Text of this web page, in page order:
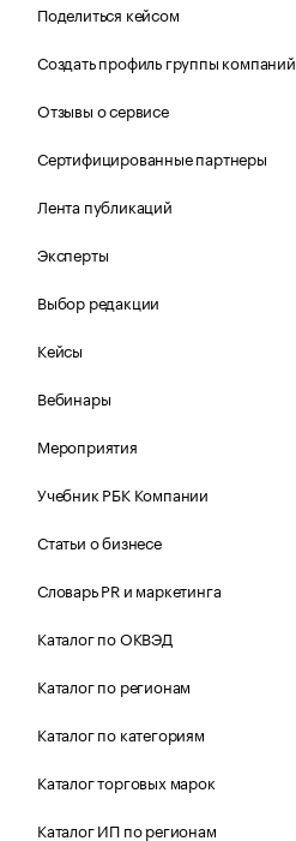
Поделиться кейсом
Создать профиль группы компаний
Отзывы о сервисе
Сертифицированные партнеры
Лента публикаций
Эксперты
Выбор редакции
Кейсы
Вебинары
Мероприятия
Учебник РБК Компании
Статьи о бизнесе
Словарь PR и маркетинга
Каталог по ОКВЭД
Каталог по регионам
Каталог по категориям
Каталог торговых марок
Каталог ИП по регионам